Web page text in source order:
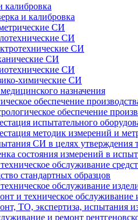
калибровка
и калибровка
СИ
СИ
СИ
СИ
СИ
химические СИ
назначения
обеспечение
обеспечение
испытательного
методик измерений и
СИ в целях утверждения
состояния измерений в
обслуживание
стандартных образцов
обслуживание
и техническое
ТО, экспертиза, испытания
и ремонт